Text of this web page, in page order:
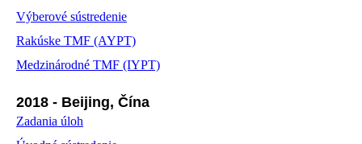
Výberové sústredenie
Rakúske TMF (AYPT)
Medzinárodné TMF (IYPT)
2018 - Beijing, Čína
Zadania úloh